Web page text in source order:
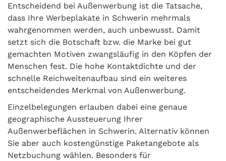
Entscheidend bei Außenwerbung ist die Tatsache,
dass Ihre Werbeplakate in Schwerin mehrmals
wahrgenommen werden, auch unbewusst. Damit
setzt sich die Botschaft bzw. die Marke bei gut
gemachten Motiven zwangsläufig in den Köpfen der
Menschen fest. Die hohe Kontaktdichte und der
schnelle Reichweitenaufbau sind ein weiteres
entscheidendes Merkmal von Außenwerbung.
Einzelbelegungen erlauben dabei eine genaue
geographische Aussteuerung Ihrer
Außenwerbeflächen in Schwerin. Alternativ können
Sie aber auch kostengünstige Paketangebote als
Netzbuchung wählen. Besonders für